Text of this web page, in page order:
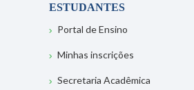
ESTUDANTES
Portal de Ensino
Minhas inscrições
Secretaria Acadêmica